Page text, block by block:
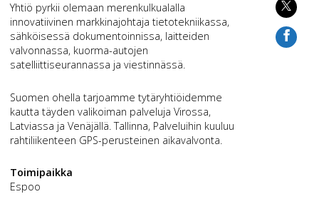
Yhtiö pyrkii olemaan merenkulkualalla
innovatiivinen markkinajohtaja tietotekniikassa,
sähköisessä dokumentoinnissa, laitteiden
valvonnassa, kuorma-autojen
satelliittiseurannassa ja viestinnässä.
Suomen ohella tarjoamme tytäryhtiöidemme
kautta täyden valikoiman palveluja Virossa,
Latviassa ja Venäjällä. Tallinna, Palveluihin kuuluu
rahtiliikenteen GPS-perusteinen aikavalvonta.
Toimipaikka
Espoo